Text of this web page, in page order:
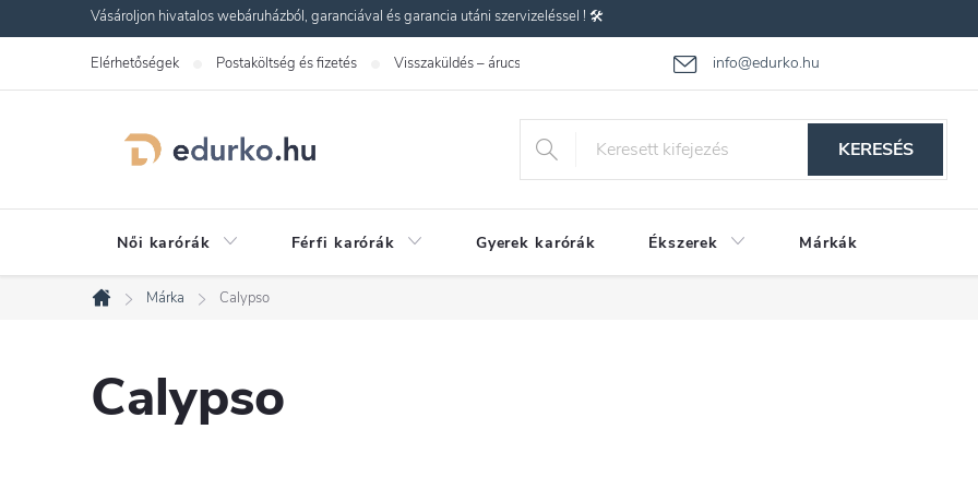
a
Vásároljon hivatalos webáruházból, garanciával és garancia utáni szervizeléssel ! 🛠️
info@edurko.hu
Elérhetőségek Postaköltség és fizetés Visszaküldés – árucsere Gyakran ismételt kérdések
KERESÉS
Női karórák Férfi karórák Gyerek karórák Ékszerek Márkák
Kezdőlap
Márka Calypso
Calypso